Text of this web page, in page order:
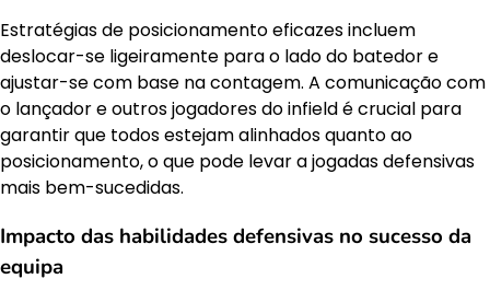
Estratégias de posicionamento eficazes incluem
deslocar-se ligeiramente para o lado do batedor e
ajustar-se com base na contagem. A comunicação com
o lançador e outros jogadores do infield é crucial para
garantir que todos estejam alinhados quanto ao
posicionamento, o que pode levar a jogadas defensivas
mais bem-sucedidas.
Impacto das habilidades defensivas no sucesso da
equipa